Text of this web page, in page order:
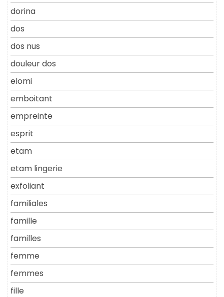
dorina
dos
dos nus
douleur dos
elomi
emboitant
empreinte
esprit
etam
etam lingerie
exfoliant
familiales
famille
familles
femme
femmes
fille